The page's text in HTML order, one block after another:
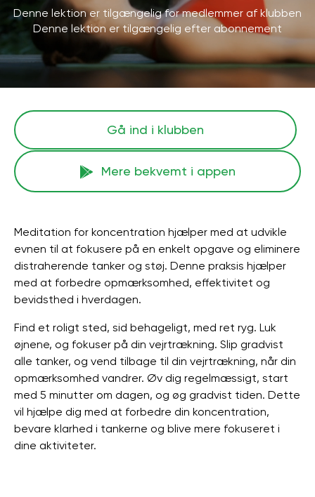
Denne lektion er tilgængelig for medlemmer af klubben
Denne lektion er tilgængelig efter abonnement
Gå ind i klubben
Mere bekvemt i appen
Meditation for koncentration hjælper med at udvikle
evnen til at fokusere på en enkelt opgave og eliminere
distraherende tanker og støj. Denne praksis hjælper
med at forbedre opmærksomhed, effektivitet og
bevidsthed i hverdagen.
Find et roligt sted, sid behageligt, med ret ryg. Luk
øjnene, og fokuser på din vejrtrækning. Slip gradvist
alle tanker, og vend tilbage til din vejrtrækning, når din
opmærksomhed vandrer. Øv dig regelmæssigt, start
med 5 minutter om dagen, og øg gradvist tiden. Dette
vil hjælpe dig med at forbedre din koncentration,
bevare klarhed i tankerne og blive mere fokuseret i
dine aktiviteter.